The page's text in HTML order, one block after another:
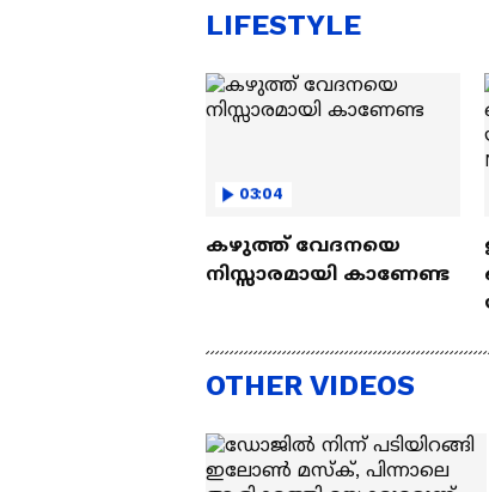
Chongqing Railway Station
LIFESTYLE
03:04
കഴുത്ത് വേദനയെ
നിസ്സാരമായി കാണേണ്ട
OTHER VIDEOS